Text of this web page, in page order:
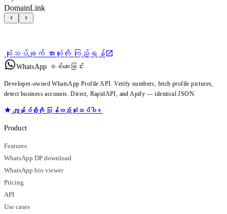
DomainLink
သုံးသပ်ချက် အားလုံးကို ကြည့်ရန်
WhatsApp စစ်ဆေးခြင်း
Developer-owned WhatsApp Profile API. Verify numbers, fetch profile pictures,
detect business accounts. Direct, RapidAPI, and Apify — identical JSON.
ကျွန်ုပ်တို့ကို ပြန်လည်သုံးသပ်ပါ။
Product
Features
WhatsApp DP download
WhatsApp bio viewer
Pricing
API
Use cases